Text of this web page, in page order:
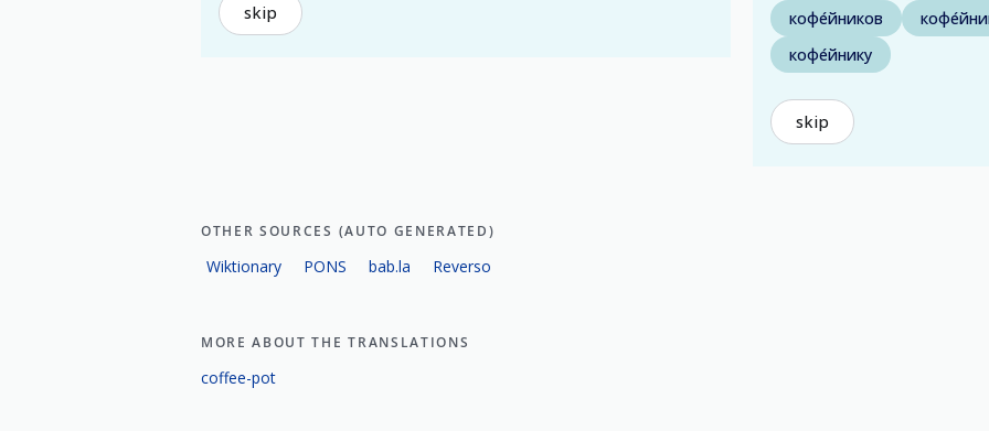
skip
кофе́йников
кофе́йнику
skip
OTHER SOURCES (AUTO GENERATED)
Wiktionary PONS bab.la Reverso
MORE ABOUT THE TRANSLATIONS
coffee-pot